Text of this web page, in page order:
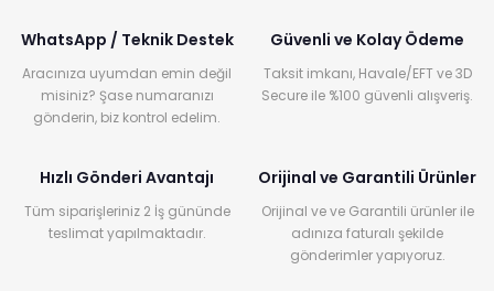
WhatsApp / Teknik Destek
Aracınıza uyumdan emin değil
misiniz? Şase numaranızı
gönderin, biz kontrol edelim.
Güvenli ve Kolay Ödeme
Taksit imkanı, Havale/EFT ve 3D
Secure ile %100 güvenli alışveriş.
Hızlı Gönderi Avantajı
Tüm siparişleriniz 2 İş gününde
teslimat yapılmaktadır.
Orijinal ve Garantili Ürünler
Orijinal ve ve Garantili ürünler ile
adınıza faturalı şekilde
gönderimler yapıyoruz.